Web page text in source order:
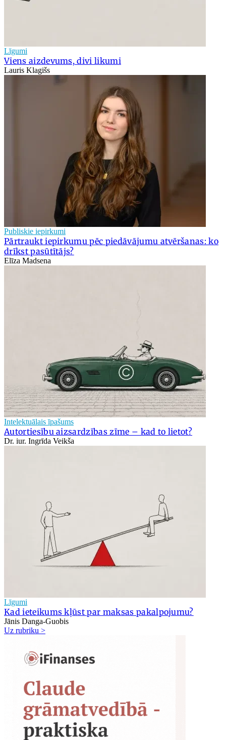
Līgumi
Viens aizdevums, divi likumi
Lauris Klagišs
Publiskie iepirkumi
Pārtraukt iepirkumu pēc piedāvājumu atvēršanas: ko
drīkst pasūtītājs?
Elīza Madsena
Intelektuālais īpašums
Autortiesību aizsardzības zīme – kad to lietot?
Dr. iur. Ingrīda Veikša
Līgumi
Kad ieteikums kļūst par maksas pakalpojumu?
Jānis Danga-Guobis
Uz rubriku >